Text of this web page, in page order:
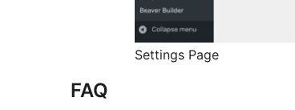
Settings Page
FAQ